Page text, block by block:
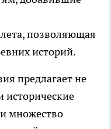
позволяющая
историй.
предлагает не
исторические
множество